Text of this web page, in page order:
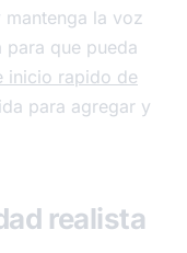
la voz
para que pueda
inicio rapido de
para agregar y
realista